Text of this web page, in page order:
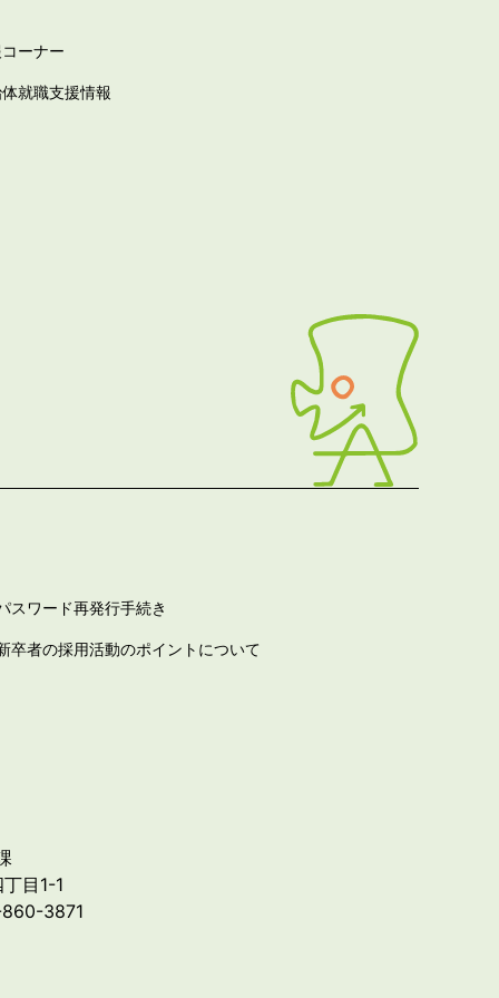
ーナー
就職支援情報
スワード再発行手続き
卒者の採用活動のポイントについて
目1-1
3871